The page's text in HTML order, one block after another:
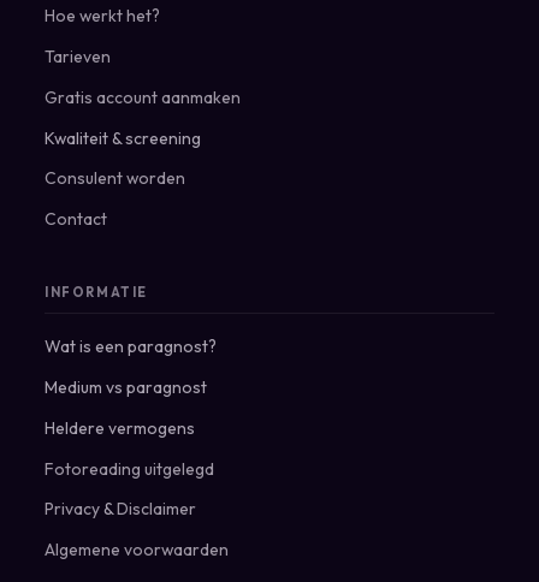
Hoe werkt het?
Tarieven
Gratis account aanmaken
Kwaliteit & screening
Consulent worden
Contact
INFORMATIE
Wat is een paragnost?
Medium vs paragnost
Heldere vermogens
Fotoreading uitgelegd
Privacy&Disclaimer
Algemene voorwaarden